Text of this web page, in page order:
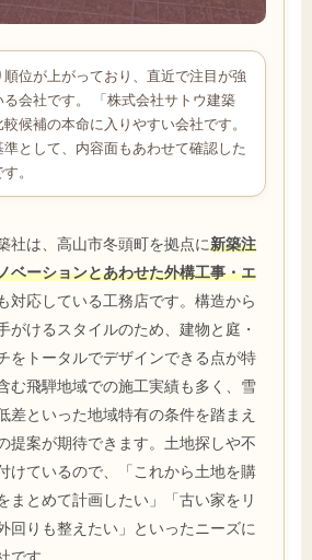
順位が上がっており、直近で注目が強
る会社です。 「株式会社サトウ建築
候補の本命に入りやすい会社です。
準として、内容面もあわせて確認した
。
社は、高山市冬頭町を拠点に新築注
ベーションとあわせた外構工事・エ
対応している工務店です。構造から
がけるスタイルのため、建物と庭・
をトータルでデザインできる点が特
む飛騨地域での施工実績も多く、雪
差といった地域特有の条件を踏まえ
提案が期待できます。土地探しや不
けているので、「これから土地を購
まとめて計画したい」「古い家をリ
回りも整えたい」といったニーズに